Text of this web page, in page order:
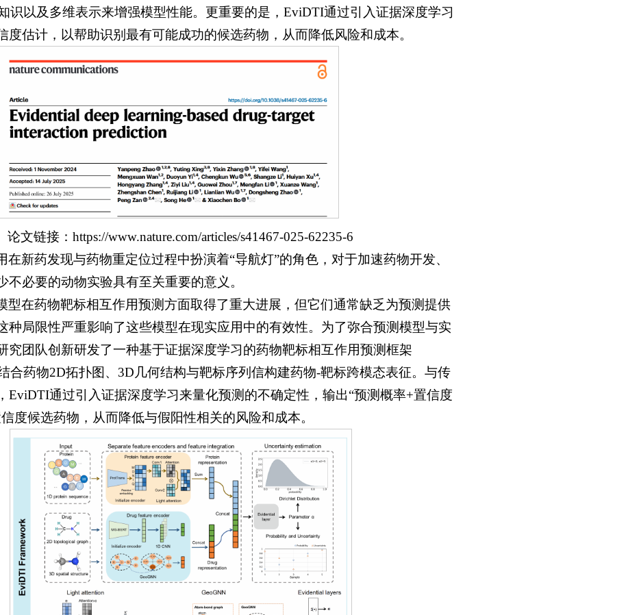
识以及多维表示来增强模型性能。更重要的是，EviDTI通过引入证据深度学习
度估计，以帮助识别最有可能成功的候选药物，从而降低风险和成本。
论文链接：https://www.nature.com/articles/s41467-025-62235-6
在新药发现与药物重定位过程中扮演着“导航灯”的角色，对于加速药物开发、
不必要的动物实验具有至关重要的意义。
型在药物靶标相互作用预测方面取得了重大进展，但它们通常缺乏为预测提供
种局限性严重影响了这些模型在现实应用中的有效性。为了弥合预测模型与实
究团队创新研发了一种基于证据深度学习的药物靶标相互作用预测框架
合药物2D拓扑图、3D几何结构与靶标序列信构建药物-靶标跨模态表征。与传
EviDTI通过引入证据深度学习来量化预测的不确定性，输出“预测概率+置信度
度候选药物，从而降低与假阳性相关的风险和成本。